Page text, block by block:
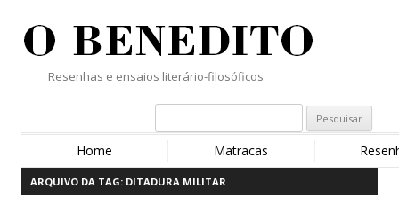
Resenhas e ensaios literário-filosóficos
Home Matracas
ARQUIVO DA TAG: DITADURA MILITAR